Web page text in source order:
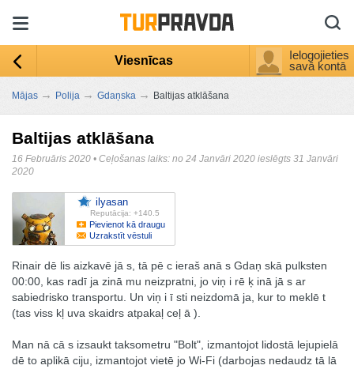
Viesnīcas
Ielogojieties
savā kontā
Mājas → Polija → Gdaņska → Baltijas atklāšana
Baltijas atklāšana
16 Februāris 2020 • Ceļošanas laiks: no 24 Janvāri 2020 ieslēgts 31 Janvāri
2020
ilyasan
Reputācija: +140.5
Pievienot kā draugu
Uzrakstīt vēstuli
Rinair dē lis aizkavē jā s, tā pē c ieraš anā s Gdaņ skā pulksten
00:00, kas radī ja zinā mu neizpratni, jo viņ i rē ķ inā jā s ar
sabiedrisko transportu. Un viņ i ī sti neizdomā ja, kur to meklē t
(tas viss kļ uva skaidrs atpakaļ ceļ ā ).
Man nā cā s izsaukt taksometru "Bolt", izmantojot lidostā lejupielā
dē to aplikā ciju, izmantojot vietē jo Wi-Fi (darbojas nedaudz tā lā